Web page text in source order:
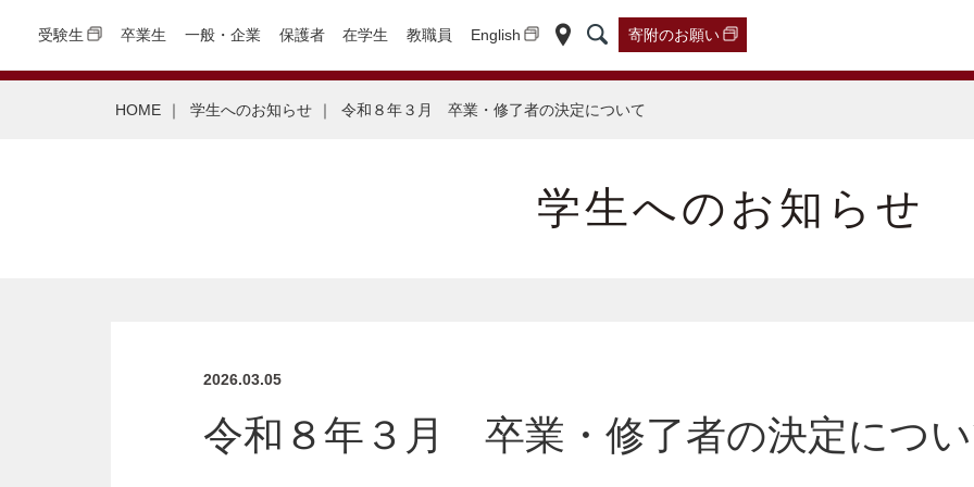
受験生 卒業生 一般・企業 保護者 在学生 教職員 English 寄附のお願い
HOME ｜ 学生へのお知らせ ｜ 令和８年３月 卒業・修了者の決定について
学生へのお知らせ
2026.03.05
令和８年３月 卒業・修了者の決定につ